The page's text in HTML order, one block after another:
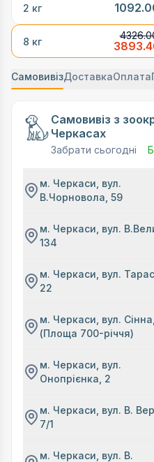
2 кг
8 кг
СамовивізДоставкаОплата
Самовивіз з
Черкасах
Забрати сьогодні
м. Черкаси, вул.
В.Чорновола, 59
м. Черкаси, вул.
134
м. Черкаси, вул.
22
м. Черкаси, вул.
(Площа 700-річчя)
м. Черкаси, вул.
Онопрієнка, 2
м. Черкаси, вул. В.
7/1
м. Черкаси, вул. В.